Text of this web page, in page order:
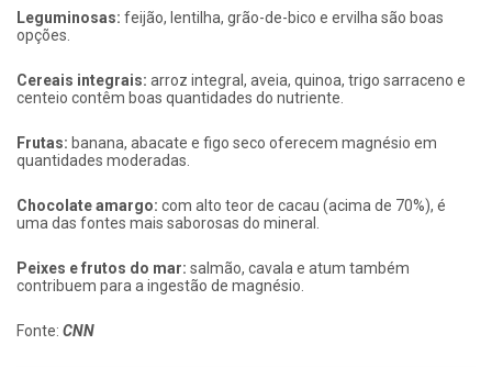
Leguminosas: feijão, lentilha, grão-de-bico e ervilha são boas
opções.
Cereais integrais: arroz integral, aveia, quinoa, trigo sarraceno e
centeio contêm boas quantidades do nutriente.
Frutas: banana, abacate e figo seco oferecem magnésio em
quantidades moderadas.
Chocolate amargo: com alto teor de cacau (acima de 70%), é
uma das fontes mais saborosas do mineral.
Peixes e frutos do mar: salmão, cavala e atum também
contribuem para a ingestão de magnésio.
Fonte: CNN